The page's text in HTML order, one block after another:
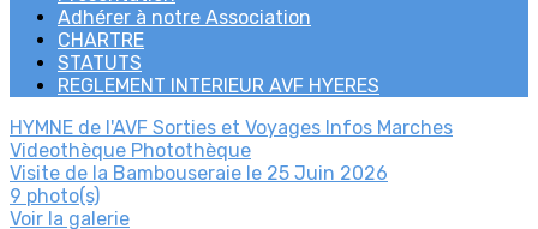
Adhérer à notre Association
CHARTRE
STATUTS
REGLEMENT INTERIEUR AVF HYERES
HYMNE de l'AVF Sorties et Voyages Infos Marches
Videothèque Photothèque
Visite de la Bambouseraie le 25 Juin 2026
9 photo(s)
Voir la galerie